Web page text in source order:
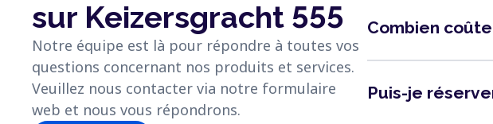
sur Keizersgracht 555
Notre équipe est là pour répondre à toutes vos
questions concernant nos produits et services.
Veuillez nous contacter via notre formulaire
web et nous vous répondrons.
Combien
Puis-je